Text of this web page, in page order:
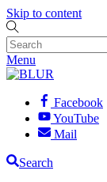
Skip to content
Menu
Facebook
YouTube
Mail
Search